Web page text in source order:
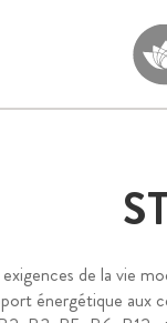
de la vie
énergétique aux